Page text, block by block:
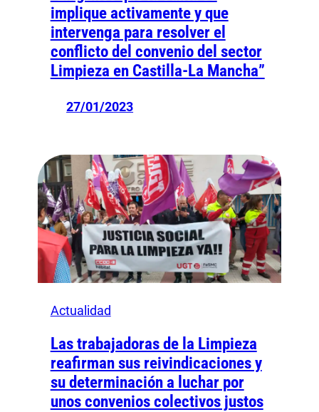
implique activamente y que
intervenga para resolver el
conflicto del convenio del sector
Limpieza en Castilla-La Mancha”
27/01/2023
Actualidad
Las trabajadoras de la Limpieza
reafirman sus reivindicaciones y
su determinación a luchar por
unos convenios colectivos justos